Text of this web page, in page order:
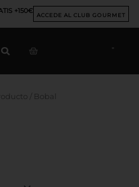
+150€
ACCEDE AL CLUB GOURMET
CART
/ Bobal